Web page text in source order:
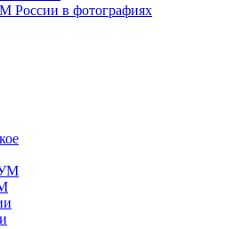
России в фотографиях